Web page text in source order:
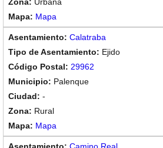
Mapa
Calatraba
Ejido
29962
Palenque
-
Rural
Mapa